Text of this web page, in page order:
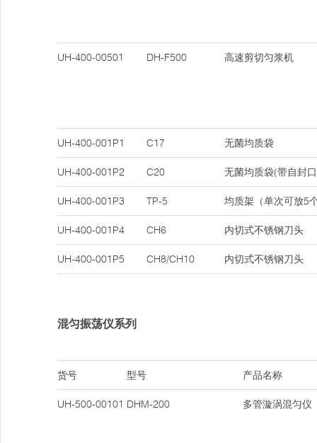
UH-400-00501 DH-F500 高速剪切匀浆机
UH-400-001P1 C17 无菌均质袋
UH-400-001P2 C20 无菌均质袋(带自封
UH-400-001P3 TP-5 均质架（单次可放5
UH-400-001P4 CH6 内切式不锈钢刀头
UH-400-001P5 CH8/CH10 内切式不锈钢刀头
混匀振荡仪系列
货号 型号 产品名称
UH-500-00101 DHM-200 多管漩涡混匀仪